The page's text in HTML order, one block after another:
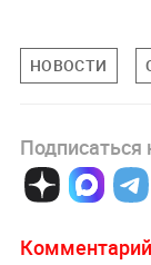
НОВОСТИ
Подписаться
Комментарий